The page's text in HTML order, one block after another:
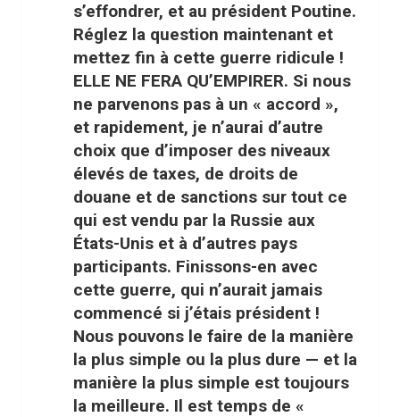
s’effondrer, et au président Poutine.
Réglez la question maintenant et
mettez fin à cette guerre ridicule !
ELLE NE FERA QU’EMPIRER. Si nous
ne parvenons pas à un « accord »,
et rapidement, je n’aurai d’autre
choix que d’imposer des niveaux
élevés de taxes, de droits de
douane et de sanctions sur tout ce
qui est vendu par la Russie aux
États-Unis et à d’autres pays
participants. Finissons-en avec
cette guerre, qui n’aurait jamais
commencé si j’étais président !
Nous pouvons le faire de la manière
la plus simple ou la plus dure — et la
manière la plus simple est toujours
la meilleure. Il est temps de «